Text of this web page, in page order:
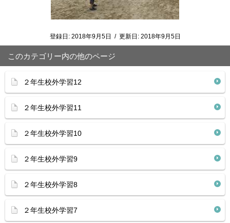
登録日: 2018年9月5日 / 更新日: 2018年9月5日
このカテゴリー内の他のページ
２年生校外学習12
２年生校外学習11
２年生校外学習10
２年生校外学習9
２年生校外学習8
２年生校外学習7